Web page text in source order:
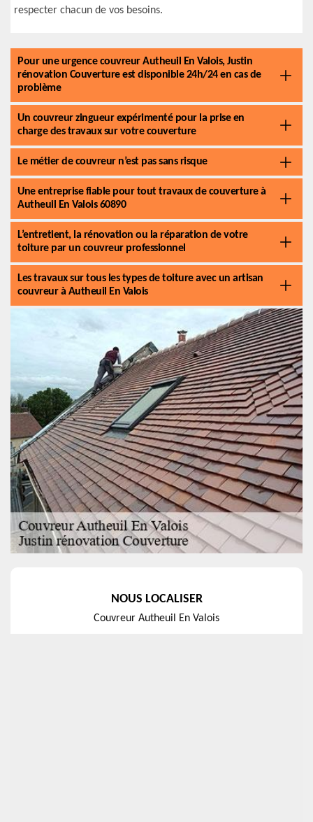
respecter chacun de vos besoins.
Pour une urgence couvreur Autheuil En Valois, Justin
rénovation Couverture est disponible 24h/24 en cas de
problème
Un couvreur zingueur expérimenté pour la prise en
charge des travaux sur votre couverture
Le métier de couvreur n’est pas sans risque
Une entreprise fiable pour tout travaux de couverture à
Autheuil En Valois 60890
L’entretient, la rénovation ou la réparation de votre
toiture par un couvreur professionnel
Les travaux sur tous les types de toiture avec un artisan
couvreur à Autheuil En Valois
NOUS LOCALISER
Couvreur Autheuil En Valois